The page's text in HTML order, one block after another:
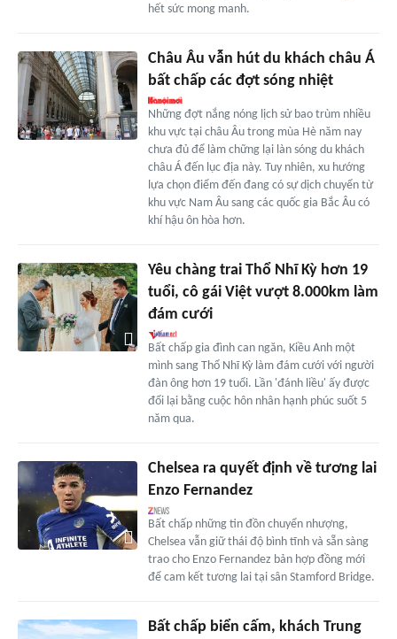
hết sức mong manh.
Châu Âu vẫn hút du khách châu Á
bất chấp các đợt sóng nhiệt
Những đợt nắng nóng lịch sử bao trùm nhiều
khu vực tại châu Âu trong mùa Hè năm nay
chưa đủ để làm chững lại làn sóng du khách
châu Á đến lục địa này. Tuy nhiên, xu hướng
lựa chọn điểm đến đang có sự dịch chuyển từ
khu vực Nam Âu sang các quốc gia Bắc Âu có
khí hậu ôn hòa hơn.
Yêu chàng trai Thổ Nhĩ Kỳ hơn 19
tuổi, cô gái Việt vượt 8.000km làm
đám cưới
Bất chấp gia đình can ngăn, Kiều Anh một
mình sang Thổ Nhĩ Kỳ làm đám cưới với người
đàn ông hơn 19 tuổi. Lần 'đánh liều' ấy được
đổi lại bằng cuộc hôn nhân hạnh phúc suốt 5
năm qua.
Chelsea ra quyết định về tương lai
Enzo Fernandez
Bất chấp những tin đồn chuyển nhượng,
Chelsea vẫn giữ thái độ bình tĩnh và sẵn sàng
trao cho Enzo Fernandez bản hợp đồng mới
để cam kết tương lai tại sân Stamford Bridge.
Bất chấp biển cấm, khách Trung